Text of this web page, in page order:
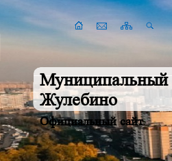
Муниципальный
Жулебино
Официальный сайт